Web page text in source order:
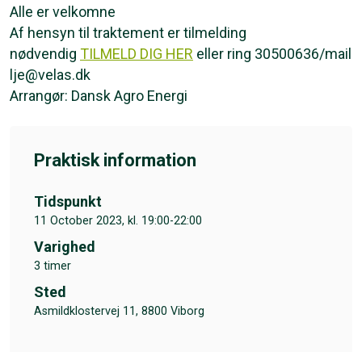
Alle er velkomne
Af hensyn til traktement er tilmelding
nødvendig TILMELD DIG HER eller ring 30500636/mail
lje@velas.dk
Arrangør: Dansk Agro Energi
Praktisk information
Tidspunkt
11 October 2023, kl. 19:00-22:00
Varighed
3 timer
Sted
Asmildklostervej 11, 8800 Viborg